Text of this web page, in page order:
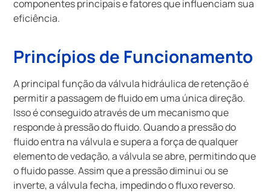
componentes principais e fatores que influenciam sua
eficiência.
Princípios de Funcionamento
A principal função da válvula hidráulica de retenção é
permitir a passagem de fluido em uma única direção.
Isso é conseguido através de um mecanismo que
responde à pressão do fluido. Quando a pressão do
fluido entra na válvula e supera a força de qualquer
elemento de vedação, a válvula se abre, permitindo que
o fluido passe. Assim que a pressão diminui ou se
inverte, a válvula fecha, impedindo o fluxo reverso.